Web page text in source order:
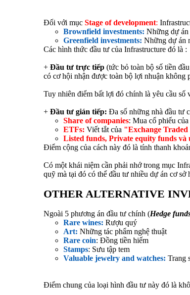
Đối với mục Stage of development:
Brownfield investments: Những dự án
Greenfield investments: Những dự án
Các hình thức đầu tư của Infrastructure đó là :
+ Đầu tư trực tiếp (tức bỏ toàn bộ số tiền
có cơ hội nhận được toàn bộ lợi nhuận không
Tuy nhiên điểm bất lợi đó chính là yêu cầu
+ Đầu tư gián tiếp: Đa số những nhà đầu tư
Share of companies: Mua cổ phiếu
ETFs: Viết tắt của "Exchange Traded
Listed funds, Private equity funds và
Điểm cộng của cách này đó là tính thanh
Có một khái niệm cần phải nhớ trong mục
quỹ mà tại đó có thể đầu tư nhiều dự án cơ sở
OTHER ALTERNATIVE
Ngoài 5 phương án đầu tư chính (Hedge
Rare wines: Rượu quý
Art: Những tác phẩm nghệ thuật
Rare coin: Đồng tiền hiếm
Stamps: Sưu tập tem
Valuable jewelry and watches: Trang
Điểm chung của loại hình đầu tư này đó là